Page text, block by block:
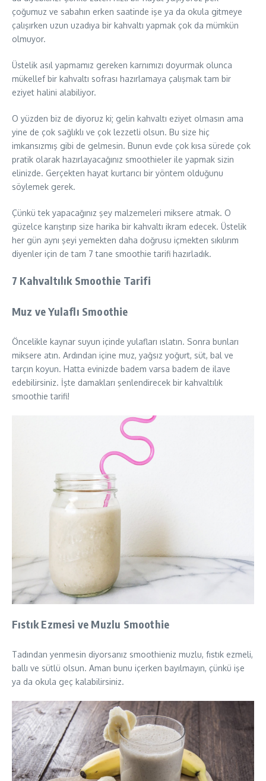
çoğumuz ve sabahın erken saatinde işe ya da okula gitmeye
çalışırken uzun uzadıya bir kahvaltı yapmak çok da mümkün
olmuyor.
Üstelik asıl yapmamız gereken karnımızı doyurmak olunca
mükellef bir kahvaltı sofrası hazırlamaya çalışmak tam bir
eziyet halini alabiliyor.
O yüzden biz de diyoruz ki; gelin kahvaltı eziyet olmasın ama
yine de çok sağlıklı ve çok lezzetli olsun. Bu size hiç
imkansızmış gibi de gelmesin. Bunun evde çok kısa sürede çok
pratik olarak hazırlayacağınız smoothieler ile yapmak sizin
elinizde. Gerçekten hayat kurtarıcı bir yöntem olduğunu
söylemek gerek.
Çünkü tek yapacağınız şey malzemeleri miksere atmak. O
güzelce karıştırıp size harika bir kahvaltı ikram edecek. Üstelik
her gün aynı şeyi yemekten daha doğrusu içmekten sıkılırım
diyenler için de tam 7 tane smoothie tarifi hazırladık.
7 Kahvaltılık Smoothie Tarifi
Muz ve Yulaflı Smoothie
Öncelikle kaynar suyun içinde yulafları ıslatın. Sonra bunları
miksere atın. Ardından içine muz, yağsız yoğurt, süt, bal ve
tarçın koyun. Hatta evinizde badem varsa badem de ilave
edebilirsiniz. İşte damakları şenlendirecek bir kahvaltılık
smoothie tarifi!
Fıstık Ezmesi ve Muzlu Smoothie
Tadından yenmesin diyorsanız smoothieniz muzlu, fıstık ezmeli,
ballı ve sütlü olsun. Aman bunu içerken bayılmayın, çünkü işe
ya da okula geç kalabilirsiniz.